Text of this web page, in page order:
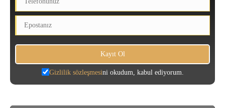
Gizlilik sözleşmesini okudum, kabul ediyorum.